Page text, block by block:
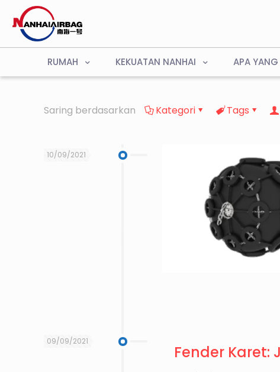
RUMAH KEKUATAN NANHAI APA
Saring berdasarkan Kategori Tags
10/09/2021
09/09/2021
Fender Karet: